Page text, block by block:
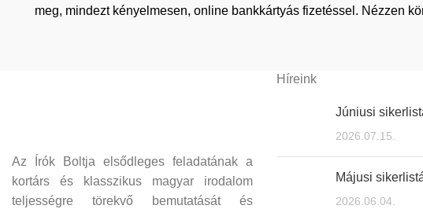
meg, mindezt kényelmesen, online bankkártyás fizetéssel. Nézzen
Az Írók Boltja elsődleges feladatának a
kortárs és klasszikus magyar irodalom
teljességre törekvő bemutatását és
Híreink
Júniusi
2026.07.15.
Májusi
2026.06.04.